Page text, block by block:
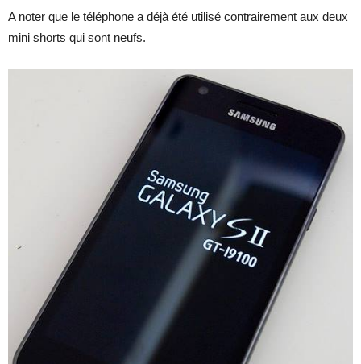
A noter que le téléphone a déjà été utilisé contrairement aux deux
mini shorts qui sont neufs.